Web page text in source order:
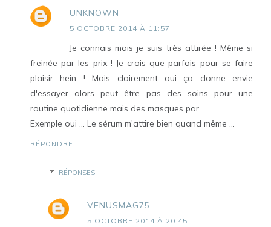
UNKNOWN
5 OCTOBRE 2014 À 11:57
Je connais mais je suis très attirée ! Même si
freinée par les prix ! Je crois que parfois pour se faire
plaisir hein ! Mais clairement oui ça donne envie
d'essayer alors peut être pas des soins pour une
routine quotidienne mais des masques par
Exemple oui ... Le sérum m'attire bien quand même ...
RÉPONDRE
RÉPONSES
VENUSMAG75
5 OCTOBRE 2014 À 20:45